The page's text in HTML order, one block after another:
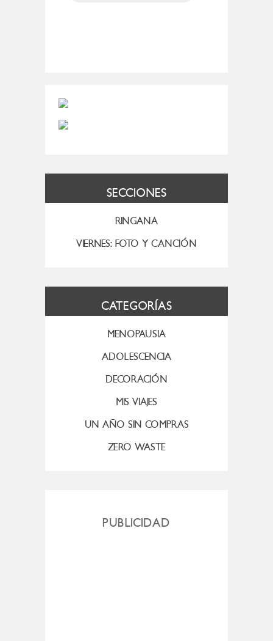
SECCIONES
RINGANA
VIERNES: FOTO Y CANCIÓN
CATEGORÍAS
MENOPAUSIA
ADOLESCENCIA
DECORACIÓN
MIS VIAJES
UN AÑO SIN COMPRAS
ZERO WASTE
PUBLICIDAD